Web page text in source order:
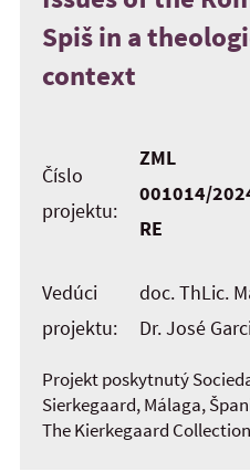
Spiš in a
context
Číslo
projektu:
ZML
001014/
RE
Vedúci
projektu:
doc. ThLic.
Dr. José
Projekt poskytnutý
Sierkegaard, Málaga,
The Kierkegaard